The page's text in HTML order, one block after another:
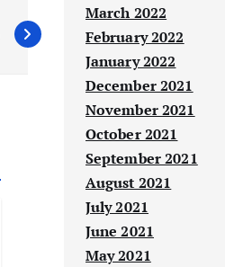
March 2022
February 2022
January 2022
December 2021
November 2021
October 2021
September 2021
August 2021
July 2021
June 2021
May 2021